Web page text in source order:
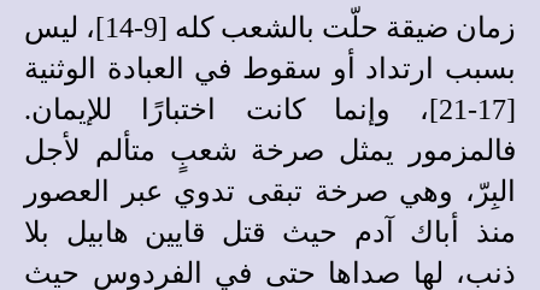
زمان ضيقة حلّت بالشعب كله [9-14]، ليس
بسبب ارتداد أو سقوط في العبادة الوثنية
[17-21]، وإنما كانت اختبارًا للإيمان.
فالمزمور يمثل صرخة شعبٍ متألم لأجل
البِرّ، وهي صرخة تبقى تدوي عبر العصور
منذ أباك آدم حيث قتل قايين هابيل بلا
ذنب، لها صداها حتى في الفردوس حيث